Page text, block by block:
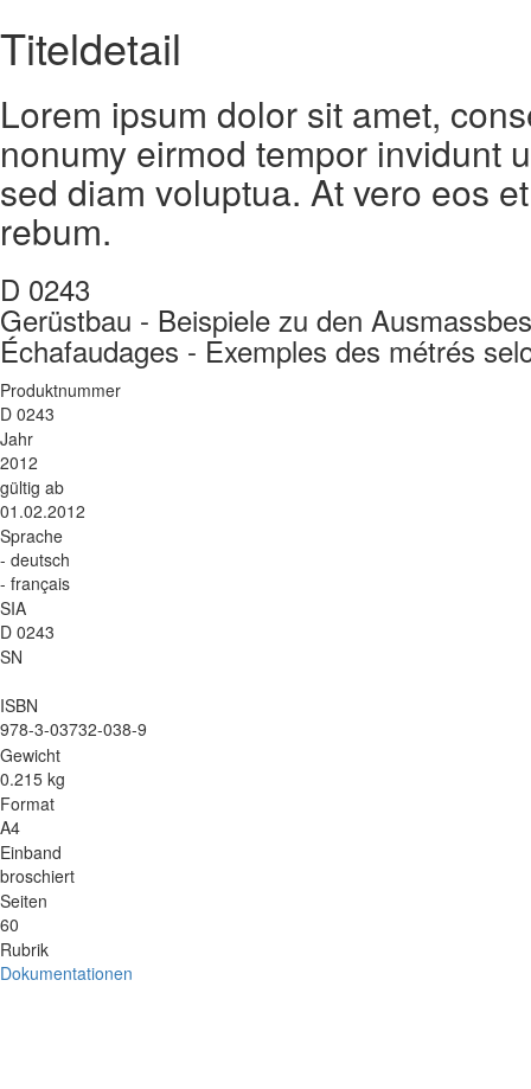
Titeldetail
Lorem ipsum dolor sit amet,
nonumy eirmod tempor invidunt
sed diam voluptua. At vero eos
rebum.
D 0243
Gerüstbau - Beispiele zu den
Échafaudages - Exemples des métrés
Produktnummer
D 0243
Jahr
2012
gültig ab
01.02.2012
Sprache
- deutsch
- français
SIA
D 0243
SN
ISBN
978-3-03732-038-9
Gewicht
0.215 kg
Format
A4
Einband
broschiert
Seiten
60
Rubrik
Dokumentationen